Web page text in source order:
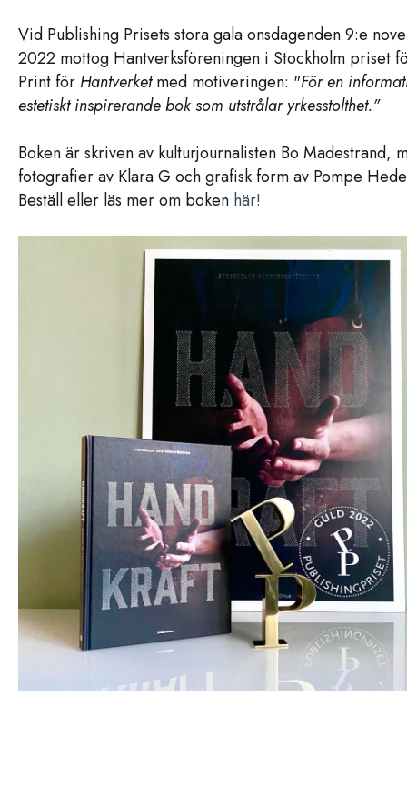
Vid Publishing Prisets stora gala onsdagenden 9:e
2022 mottog Hantverksföreningen i Stockholm priset
Print för Hantverketmed motiveringen: "För en
estetiskt inspirerande bok som utstrålar yrkesstolthet."
Boken är skriven av kulturjournalisten Bo Madestrand,
fotografier av Klara G och grafisk form av Pompe
Beställ eller läs mer om boken här!